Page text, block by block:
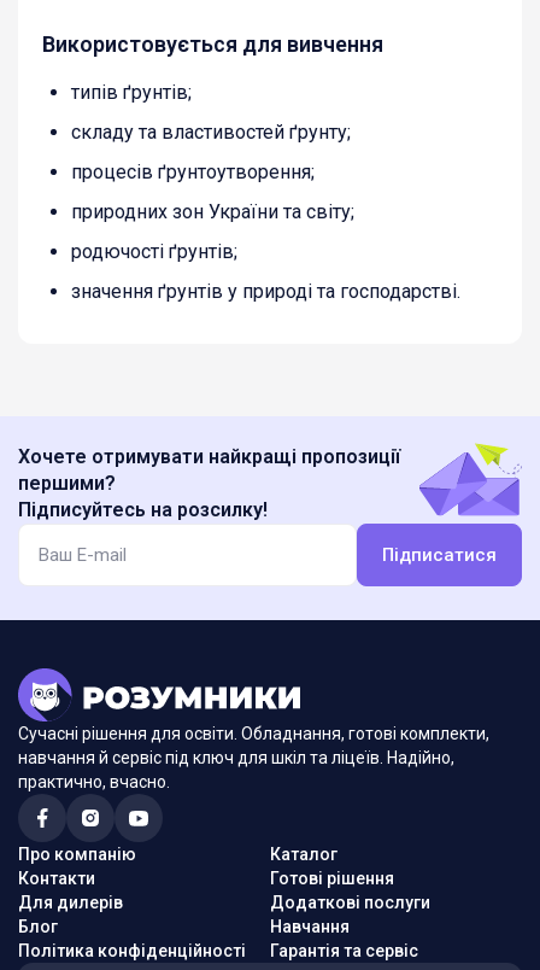
Використовується для вивчення
типів ґрунтів;
складу та властивостей ґрунту;
процесів ґрунтоутворення;
природних зон України та світу;
родючості ґрунтів;
значення ґрунтів у природі та господарстві.
Хочете отримувати найкращі пропозиції
першими?
Підписуйтесь на розсилку!
Підписатися
Сучасні рішення для освіти. Обладнання, готові комплекти,
навчання й сервіс під ключ для шкіл та ліцеїв. Надійно,
практично, вчасно.
Про компанію
Контакти
Для дилерів
Блог
Політика конфіденційності
Каталог
Готові рішення
Додаткові послуги
Навчання
Гарантія та сервіс